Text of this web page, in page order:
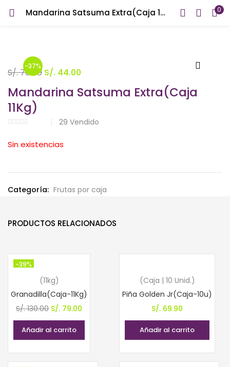
Mandarina Satsuma Extra(Caja 11Kg) 0
INICIAR SESIÓN REGISTRARSE
sesión.-37%
Mandarina Satsuma Extra(Caja
11Kg)
29 Vendido
S/.70.00 El
precio
original
S/. 70.00.
S/. 44.00
precio
actual
S/. 44.00.
Sin existencias
Categoría: Frutas por caja
PRODUCTOS RELACIONADOS
-39%
(11kg)
Granadilla(Caja-11Kg)
S/.130.00 El
precio
original
S/. 130.00.
S/. 79.00
precio
S/. 79.00.
Añadir al carrito
(Caja | 10 Unid.)
Piña Golden Jr(Caja-10u)
S/. 69.90
Añadir al carrito